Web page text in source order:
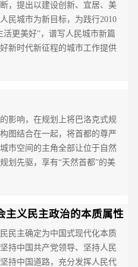
，提出以建设创新、宜居、美
民城市为新目标，为践行2010
更美好”，谱写人民城市新篇
新时代新征程的城市工作提供
影响，在规划上将巴洛克式规
图结合在一起，将首都的尊严
市空间的主角全部让位于自然
划先驱，享有“天然首都”的美
主义民主政治的本质属性
民主确定为中国式现代化本质
持中国共产党领导、坚持人民
持中国道路，充分发挥人民代